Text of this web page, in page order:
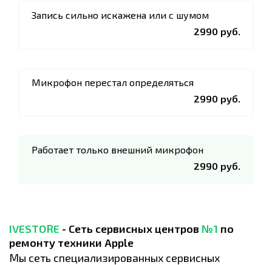
Запись сильно искажена или с шумом
2990 руб.
Микрофон перестал определяться
2990 руб.
Работает только внешний микрофон
2990 руб.
IVESTORE - Сеть сервисных центров №1 по
ремонту техники Apple
Мы сеть специализированных сервисных